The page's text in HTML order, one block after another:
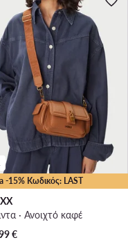
-15% Κωδικός: LAST
· Ανοιχτό καφέ
€